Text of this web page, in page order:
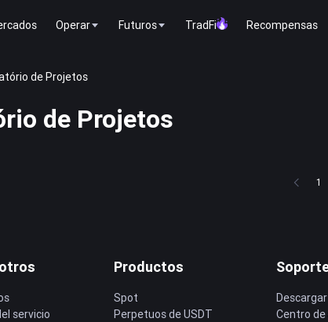
Operar Futuros TradFi Recompensas
de Projetos
de Projetos
1
servicio
Productos
Spot
Perpetuos de USDT
Descargar
Centro